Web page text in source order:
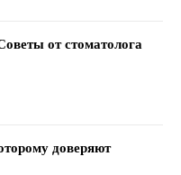
от стоматолога
доверяют